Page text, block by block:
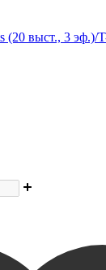
(20 выст., 3 эф.)/